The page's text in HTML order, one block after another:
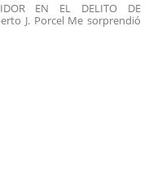
EN EL DELITO DE
J. Porcel Me sorprendió